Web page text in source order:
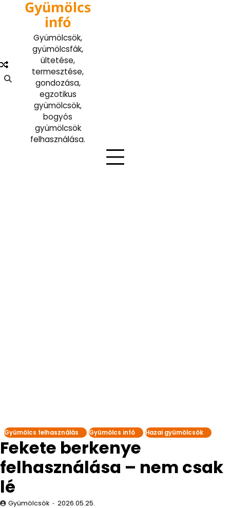
Gyümölcs
infó
Gyümölcsök,
gyümölcsfák,
ültetése,
termesztése,
gondozása,
egzotikus
gyümölcsök,
bogyós
gyümölcsök
felhasználása.
Gyümölcs felhasználás Gyümölcs infó Hazai gyümölcsök
Fekete berkenye
felhasználása – nem csak
lé
Gyümölcsök 2026.05.25.